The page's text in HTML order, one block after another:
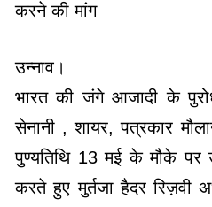
करने की मांग
उन्नाव।
भारत की जंगे आजादी के
सेनानी , शायर, पत्रकार
पुण्यतिथि 13 मई के मौके
करते हुए मुर्तजा हैदर रिज़वी